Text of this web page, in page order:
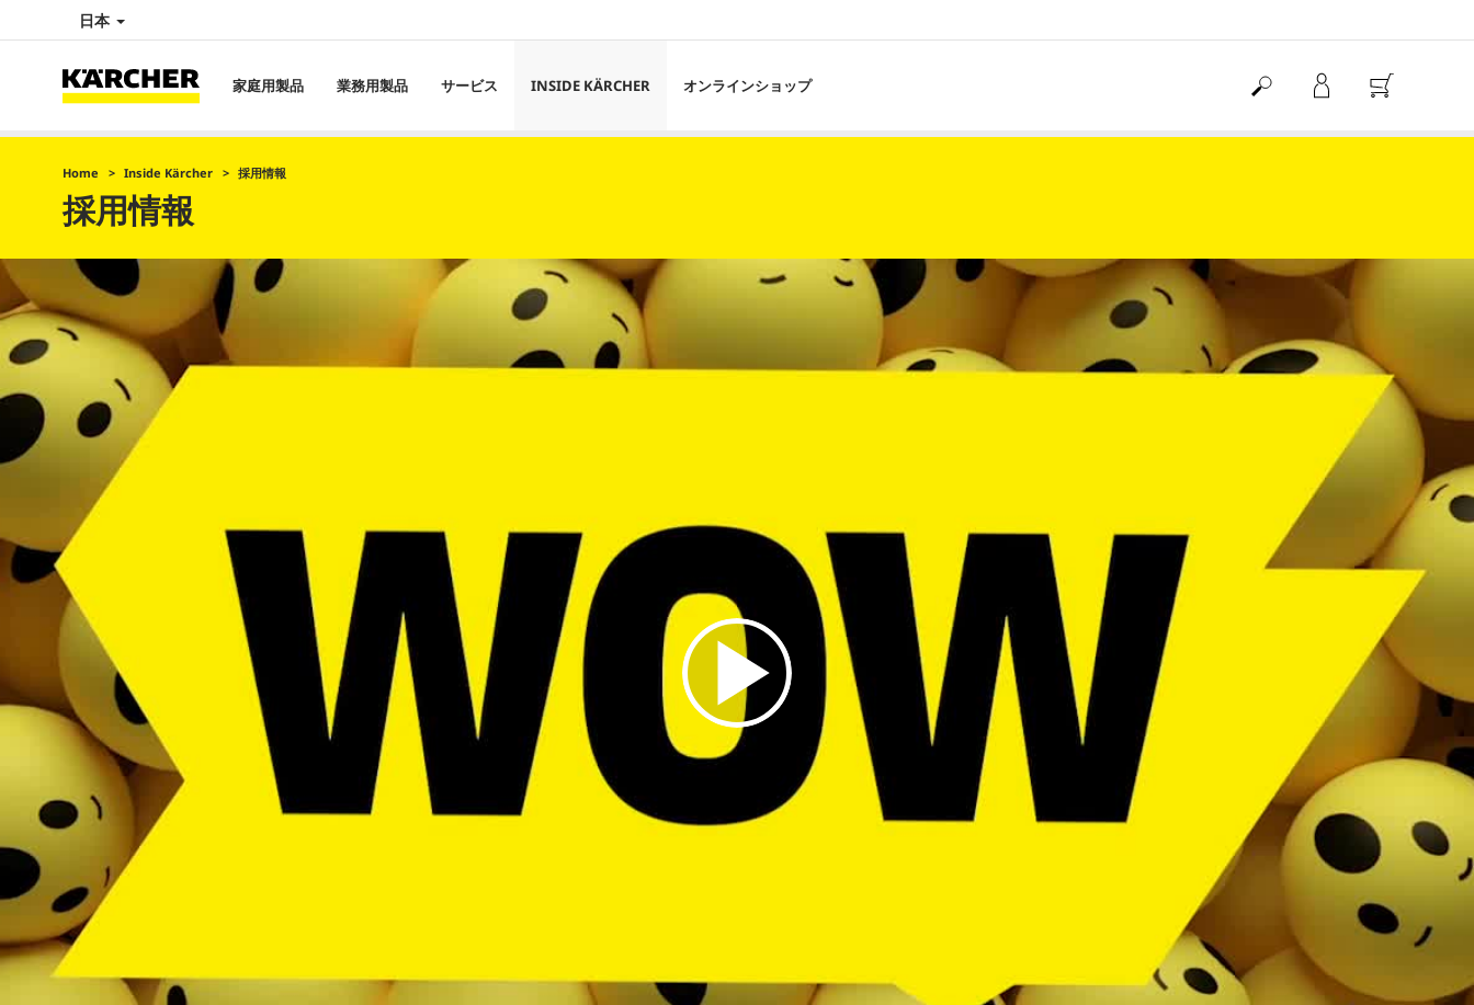
日本
家庭用製品 業務用製品 サービス INSIDE KÄRCHER オンラインショップ
Home Inside Kärcher 採用情報
採用情報
秒
ち
0